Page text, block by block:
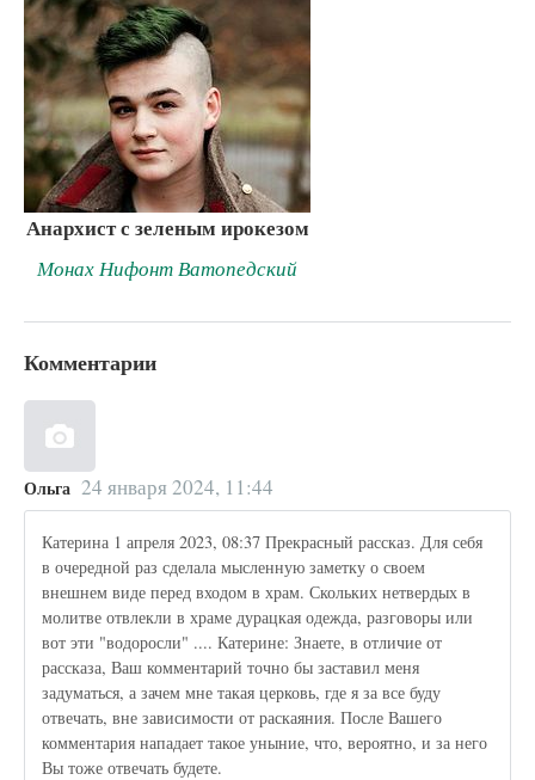
Анархист с зеленым ирокезом
Монах Нифонт Ватопедский
Комментарии
Ольга 24 января 2024, 11:44
Катерина 1 апреля 2023, 08:37 Прекрасный рассказ. Для себя
в очередной раз сделала мысленную заметку о своем
внешнем виде перед входом в храм. Скольких нетвердых в
молитве отвлекли в храме дурацкая одежда, разговоры или
вот эти "водоросли" .... Катерине: Знаете, в отличие от
рассказа, Ваш комментарий точно бы заставил меня
задуматься, а зачем мне такая церковь, где я за все буду
отвечать, вне зависимости от раскаяния. После Вашего
комментария нападает такое уныние, что, вероятно, и за него
Вы тоже отвечать будете.